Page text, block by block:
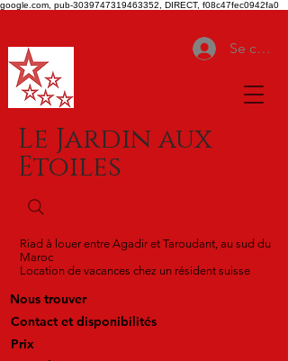
google.com, pub-3039747319463352, DIRECT, f08c47fec0942fa0
Se
Le Jardin aux
Etoiles
Riad à louer entre Agadir et Taroudant, au sud du
Maroc
Location de vacances chez un résident suisse
Nous trouver
Contact et disponibilités
Prix